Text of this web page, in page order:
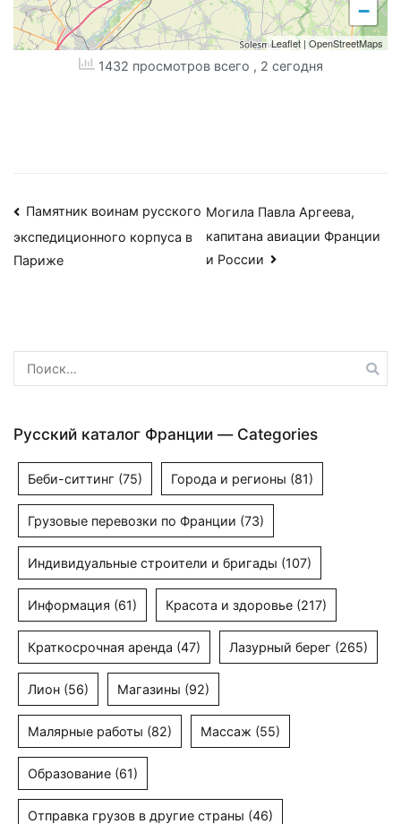
−
Leaflet | OpenStreetMaps
1432 просмотров всего , 2 сегодня
Навигация
по
Памятник воинам русского
экспедиционного корпуса в
Париже
Могила Павла Аргеева,
капитана авиации Франции
и России
Найти:
Русский каталог Франции — Categories
Беби-ситтинг (75) Города и регионы (81)
Грузовые перевозки по Франции (73)
Индивидуальные строители и бригады (107)
Информация (61) Красота и здоровье (217)
Краткосрочная аренда (47) Лазурный берег (265)
Лион (56) Магазины (92)
Малярные работы (82) Массаж (55)
Образование (61)
Отправка грузов в другие страны (46)